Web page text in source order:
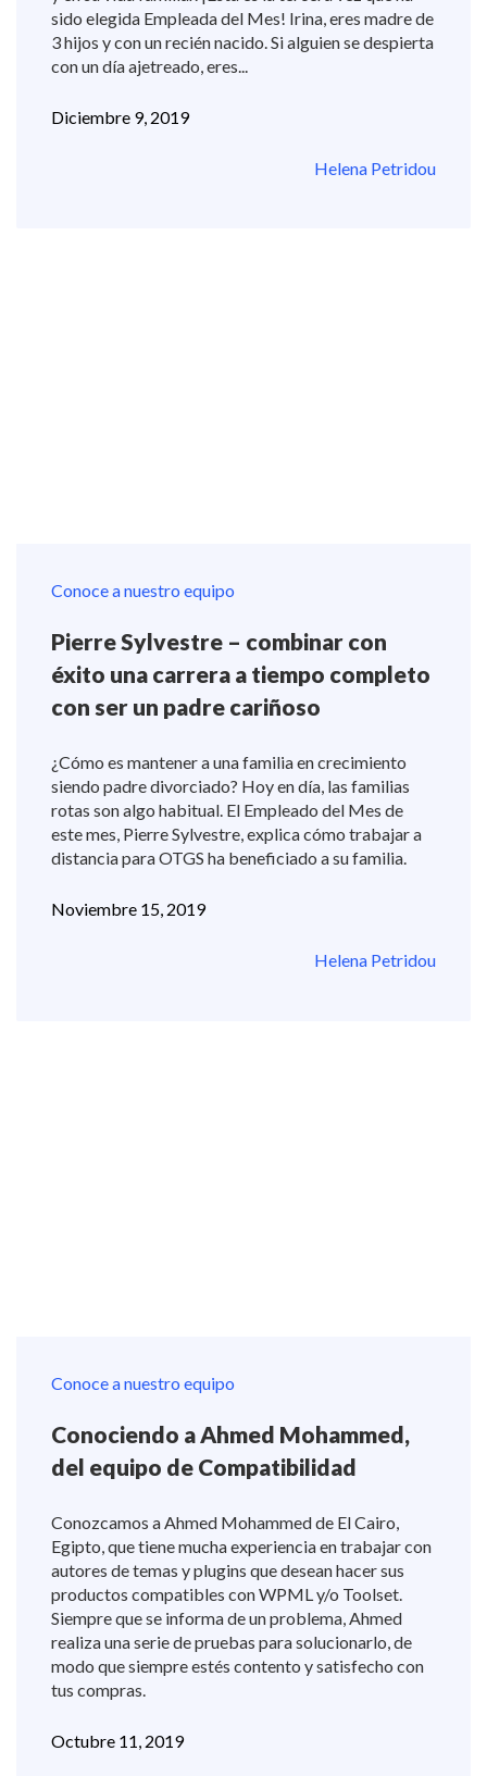
sido elegida Empleada del Mes! Irina, eres madre de
3 hijos y con un recién nacido. Si alguien se despierta
con un día ajetreado, eres...
Diciembre 9, 2019
Helena Petridou
Conoce a nuestro equipo
Pierre Sylvestre – combinar con
éxito una carrera a tiempo completo
con ser un padre cariñoso
¿Cómo es mantener a una familia en crecimiento
siendo padre divorciado? Hoy en día, las familias
rotas son algo habitual. El Empleado del Mes de
este mes, Pierre Sylvestre, explica cómo trabajar a
distancia para OTGS ha beneficiado a su familia.
Noviembre 15, 2019
Helena Petridou
Conoce a nuestro equipo
Conociendo a Ahmed Mohammed,
del equipo de Compatibilidad
Conozcamos a Ahmed Mohammed de El Cairo,
Egipto, que tiene mucha experiencia en trabajar con
autores de temas y plugins que desean hacer sus
productos compatibles con WPML y/o Toolset.
Siempre que se informa de un problema, Ahmed
realiza una serie de pruebas para solucionarlo, de
modo que siempre estés contento y satisfecho con
tus compras.
Octubre 11, 2019